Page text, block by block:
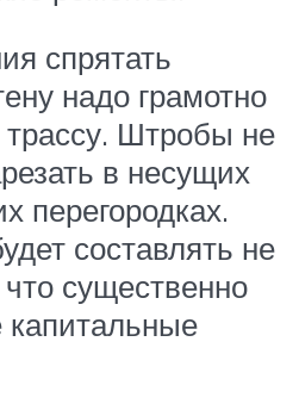
спрятать
надо грамотно
трассу. Штробы не
в несущих
перегородках.
составлять не
существенно
капитальные